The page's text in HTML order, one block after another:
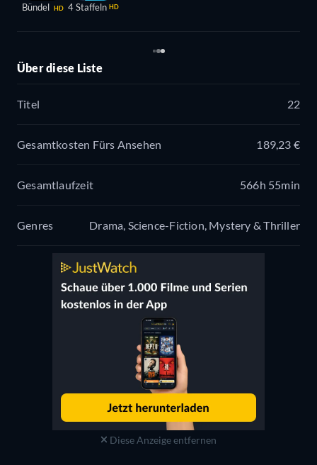
Bündel HD 4 Staffeln HD
Über diese Liste
Titel 22
Gesamtkosten Fürs Ansehen 189,23 €
Gesamtlaufzeit 566h 55min
Genres Drama, Science-Fiction, Mystery & Thriller
Diese Anzeige entfernen